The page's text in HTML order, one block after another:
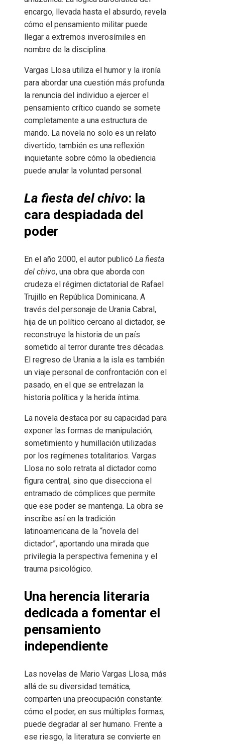
encargo, llevada hasta el absurdo, revela
cómo el pensamiento militar puede
llegar a extremos inverosímiles en
nombre de la disciplina.
Vargas Llosa utiliza el humor y la ironía
para abordar una cuestión más profunda:
la renuncia del individuo a ejercer el
pensamiento crítico cuando se somete
completamente a una estructura de
mando. La novela no solo es un relato
divertido; también es una reflexión
inquietante sobre cómo la obediencia
puede anular la voluntad personal.
La fiesta del chivo: la
cara despiadada del
poder
En el año 2000, el autor publicó La fiesta
del chivo, una obra que aborda con
crudeza el régimen dictatorial de Rafael
Trujillo en República Dominicana. A
través del personaje de Urania Cabral,
hija de un político cercano al dictador, se
reconstruye la historia de un país
sometido al terror durante tres décadas.
El regreso de Urania a la isla es también
un viaje personal de confrontación con el
pasado, en el que se entrelazan la
historia política y la herida íntima.
La novela destaca por su capacidad para
exponer las formas de manipulación,
sometimiento y humillación utilizadas
por los regímenes totalitarios. Vargas
Llosa no solo retrata al dictador como
figura central, sino que disecciona el
entramado de cómplices que permite
que ese poder se mantenga. La obra se
inscribe así en la tradición
latinoamericana de la “novela del
dictador”, aportando una mirada que
privilegia la perspectiva femenina y el
trauma psicológico.
Una herencia literaria
dedicada a fomentar el
pensamiento
independiente
Las novelas de Mario Vargas Llosa, más
allá de su diversidad temática,
comparten una preocupación constante:
cómo el poder, en sus múltiples formas,
puede degradar al ser humano. Frente a
ese riesgo, la literatura se convierte en